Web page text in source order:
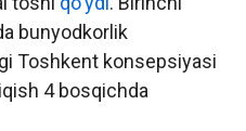
bunyodkorlik
Toshkent konsepsiyasi
4 bosqichda